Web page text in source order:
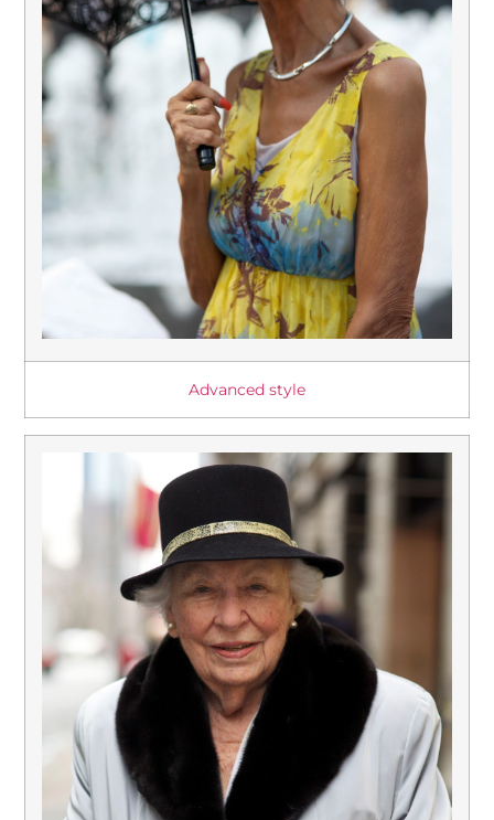
Advanced style